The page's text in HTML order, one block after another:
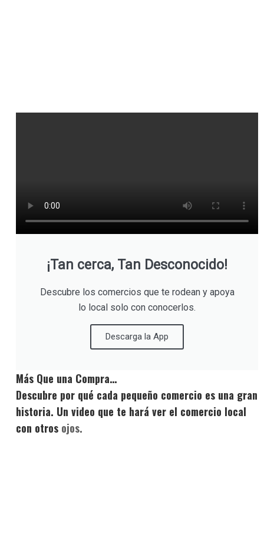
¡Tan cerca, Tan Desconocido!
Descubre los comercios que te rodean y apoya
lo local solo con conocerlos.
Descarga la App
Más Que una Compra…
Descubre por qué cada pequeño comercio es una gran
historia. Un video que te hará ver el comercio local
con otros ojos.